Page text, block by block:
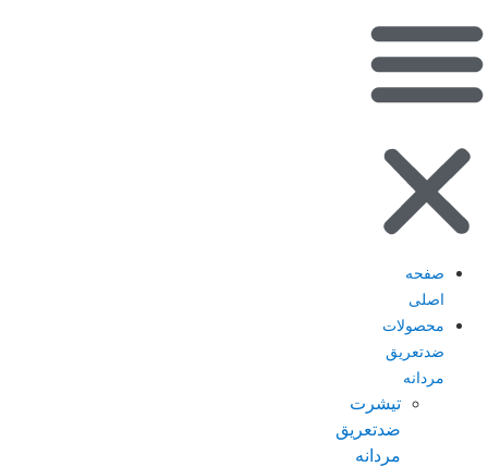
صفحه
اصلی
محصولات
ضدتعریق
مردانه
تیشرت
ضدتعریق
مردانه